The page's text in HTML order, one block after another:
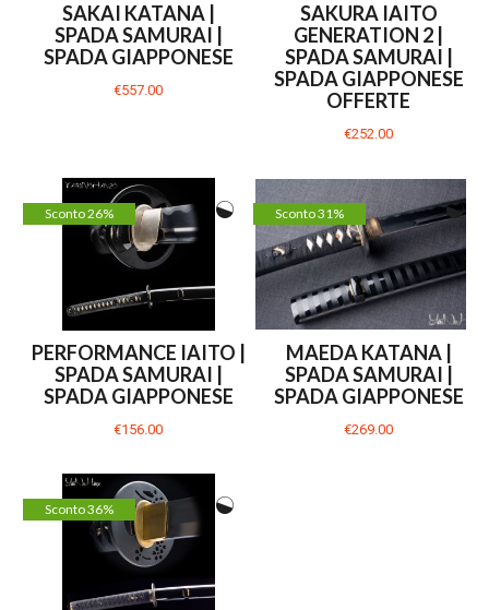
SAKAI KATANA |
SPADA SAMURAI |
SPADA GIAPPONESE
€557.00
SAKURA IAITO
GENERATION 2 |
SPADA SAMURAI |
SPADA GIAPPONESE
OFFERTE
€252.00
Sconto 26%
PERFORMANCE IAITO |
SPADA SAMURAI |
SPADA GIAPPONESE
€156.00
Sconto 31%
MAEDA KATANA |
SPADA SAMURAI |
SPADA GIAPPONESE
€269.00
Sconto 36%